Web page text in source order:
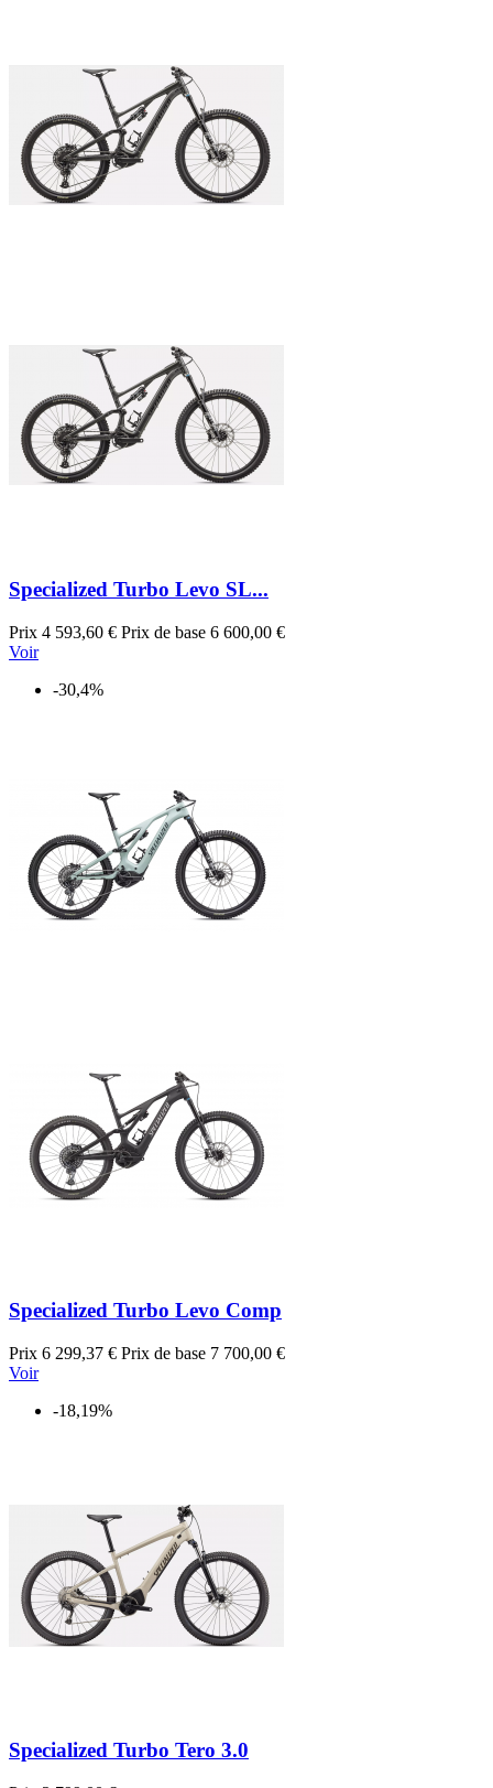
Specialized Turbo Levo SL...
Prix 4 593,60 € Prix de base 6 600,00 €
Voir
-30,4%
Specialized Turbo Levo Comp
Prix 6 299,37 € Prix de base 7 700,00 €
Voir
-18,19%
Specialized Turbo Tero 3.0